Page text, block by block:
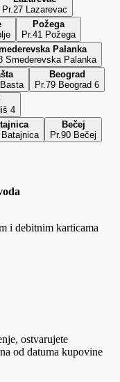
Pr.27 Lazarevac
Požega
Pr.41 Požega
Palanka
Smederevska Palanka
Beograd
Pr.79 Beograd 6
4
Batajnica
Bečej
Pr.90 Bečej
i debitnim karticama
ostvarujete
od datuma kupovine